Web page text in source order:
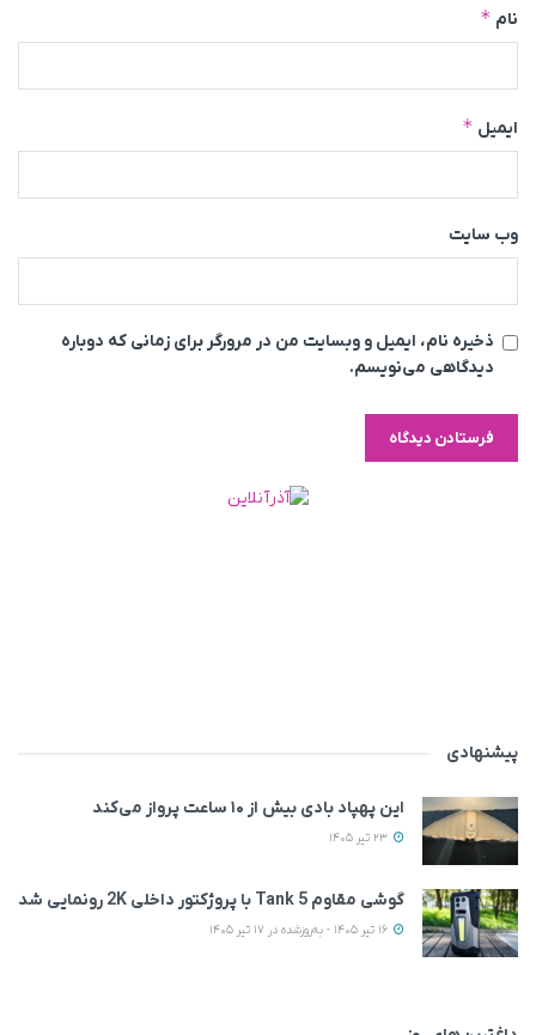
نام *
ایمیل *
وب‌ سایت
ذخیره نام، ایمیل و وبسایت من در مرورگر برای زمانی که دوباره
دیدگاهی می‌نویسم.
پیشنهادی
این پهپاد بادی بیش از ۱۰ ساعت پرواز می‌کند
گوشی مقاوم Tank 5 با پروژکتور داخلی 2K رونمایی شد